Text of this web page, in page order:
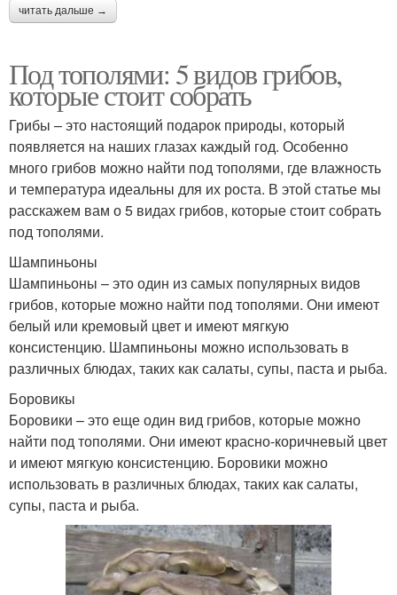
читать дальше →
Под тополями: 5 видов грибов,
которые стоит собрать
Грибы – это настоящий подарок природы, который
появляется на наших глазах каждый год. Особенно
много грибов можно найти под тополями, где влажность
и температура идеальны для их роста. В этой статье мы
расскажем вам о 5 видах грибов, которые стоит собрать
под тополями.
Шампиньоны
Шампиньоны – это один из самых популярных видов
грибов, которые можно найти под тополями. Они имеют
белый или кремовый цвет и имеют мягкую
консистенцию. Шампиньоны можно использовать в
различных блюдах, таких как салаты, супы, паста и рыба.
Боровикы
Боровики – это еще один вид грибов, которые можно
найти под тополями. Они имеют красно-коричневый цвет
и имеют мягкую консистенцию. Боровики можно
использовать в различных блюдах, таких как салаты,
супы, паста и рыба.